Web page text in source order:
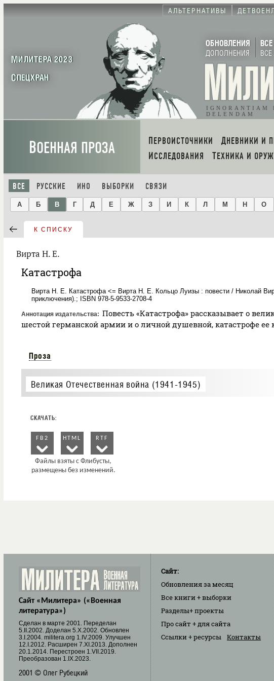
АЛЬТЕРНАТИВЫ
МИЛИТЕРА 2023
СПЕЦХРАН
ОБНОВЛЕНИЯ
ДОПОЛНЕНИЯ
IGNORANTIAM
DELENDAM
ВОЕННАЯ ПРОЗА ПЕРВОИСТОЧНИКИ ДНЕВНИКИ И
ИССЛЕДОВАНИЯ
ТЕХНИКА И
ВСЕ РУССКИЕ ИНО ВЫБОРКИ СВЯЗИ
А Б В Г Д Е Ж З И К Л М Н О
К СПИСКУ
Вирта Н. Е.
Катастрофа
Вирта Н. Е. Катастрофа <= Вирта Н. Е. Кольцо Луизы : повести / Николай
приключения).; ISBN 978-5-9533-2708-4
Аннотация издательства
Повесть «Катастрофа» рассказывает о
шестой германской армии и о личной душевной, катастрофе
Проза
Великая Отечественная война (1941-1945)
FB2 HTML RTF
Сайт «Милитера» («Военная
литература»)
Cделан в марте 2001. Переделан
5.II.2002. Доделан 5.X.2002. Обновлен
3.I.2004. militera.org 1.IV.2009. Улучшен
12.I.2012. Расширен 7.XI.2013. Дополнен
20.1.2014. Перестроен 1.VII.2019.
Преобразован 1.IX.2023.
2001 © Олег Рубецкий
Сайт:
Обновленияза месяц
Все книги+ выборки
Разделы+ проекты
Про сайт + для сайта
Ссылки+ ресурсы Контакты